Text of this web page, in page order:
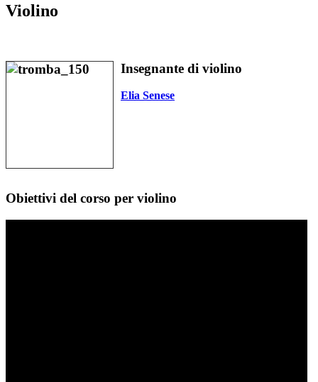
Violino
Insegnante di violino
Elia Senese
Obiettivi del corso per violino